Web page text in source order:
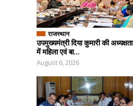
राजस्थान
उपमुख्यमंत्री दिया कुमारी की अध्यक्षता
में महिला एवं बा...
August 6, 2026